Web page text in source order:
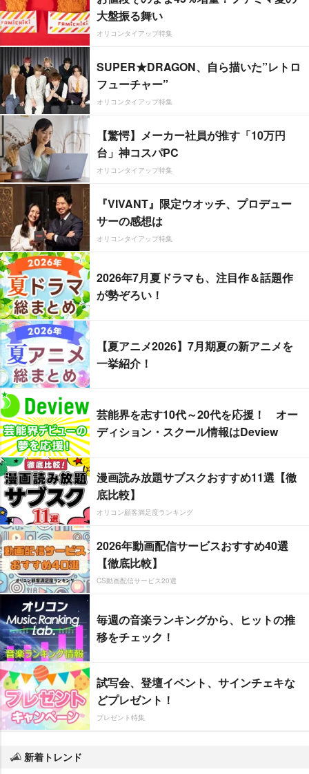
大盤振る舞い
オリコンタイアップ特集
SUPER★DRAGON、自ら描いた”レトロ
フューチャー”
オリコンタイアップ特集
【驚愕】メーカー社員が推す「10万円
台」神コスパPC
オリコンタイアップ特集
『VIVANT』限定ウオッチ、プロデュー
サーの感想は
オリコンタイアップ特集
2026年7月夏ドラマも、注目作＆話題作
が勢ぞろい！
【夏アニメ2026】7月期夏の新アニメを
一挙紹介！
芸能界を志す10代～20代を応援！ オー
ディション・スクール情報はDeview
漫画読み放題サブスクおすすめ11選【徹
底比較】
オリコン顧客満足度ランキング
2026年動画配信サービスおすすめ40選
【徹底比較】
CS動画配信サービス20選
毎週の音楽ランキングから、ヒットの推
移をチェック！
試写会、登壇イベント、サインチェキな
どプレゼント！
プレゼント特集
新着トレンド